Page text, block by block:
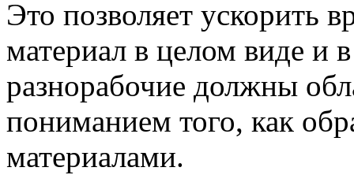
Это позволяет ускорить
материал в целом виде и
разнорабочие должны
пониманием того, как
материалами.